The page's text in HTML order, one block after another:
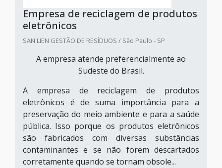
Empresa de reciclagem de produtos
eletrônicos
SAN LIEN GESTÃO DE RESÍDUOS / São Paulo - SP
A empresa atende preferencialmente ao
Sudeste do Brasil.
A empresa de reciclagem de produtos
eletrônicos é de suma importância para a
preservação do meio ambiente e para a saúde
pública. Isso porque os produtos eletrônicos
são fabricados com diversas substâncias
contaminantes e se não forem descartados
corretamente quando se tornam obsole...